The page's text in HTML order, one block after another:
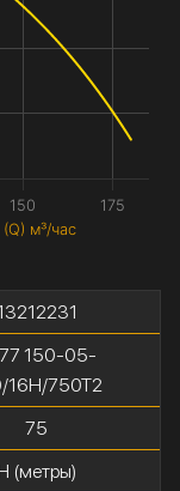
м³/час
150 175
150-05-
16Н/750Т2
75
(метры)